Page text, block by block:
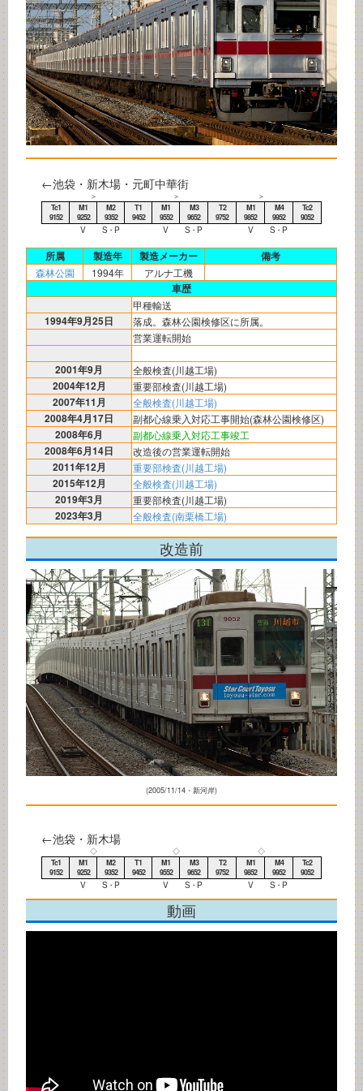
←池袋・新木場・元町中華街
＞ ＞
＞
Tc1
9152
M1
9252
M2
9352
T1
9452
M1
9552
M3
9652
T2
9752
M1
9852
M4
9952
Tc2
9052
V S・P V S・P V S・P
所属 製造年 製造メーカー 備考
森林公園 1994年 アルナ工機
車歴
甲種輸送
1994年9月25日
落成。森林公園検修区に所属。
営業運転開始
2001年9月 全般検査(川越工場)
2004年12月 重要部検査(川越工場)
2007年11月 全般検査(川越工場)
2008年4月17日 副都心線乗入対応工事開始(森林公園検修区)
2008年6月 副都心線乗入対応工事竣工
2008年6月14日 改造後の営業運転開始
2011年12月 重要部検査(川越工場)
2015年12月 全般検査(川越工場)
2019年3月 重要部検査(川越工場)
2023年3月 全般検査(南栗橋工場)
改造前
(2005/11/14・新河岸)
←池袋・新木場
◇ ◇
◇
Tc1
9152
M1
9252
M2
9352
T1
9452
M1
9552
M3
9652
T2
9752
M1
9852
M4
9952
Tc2
9052
V S・P V S・P V S・P
動画